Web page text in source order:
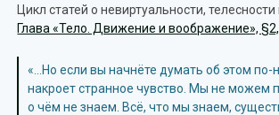
Цикл статей о невиртуальности,
Глава «Тело. Движение и воображение»,
«…Но если вы начнёте думать об этом по-
накроет странное чувство. Мы не можем
о чём не знаем. Всё, что мы знаем,